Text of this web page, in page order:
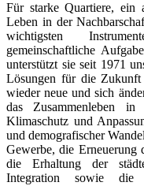
Für starke Quartiere, ein
Leben in der
wichtigsten
gemeinschaftliche
unterstützt sie seit 1971
Lösungen für die
wieder neue und sich
das Zusammenleben
Klimaschutz und
und demografischer
Gewerbe, die Erneuerung
die Erhaltung der
Integration sowie die